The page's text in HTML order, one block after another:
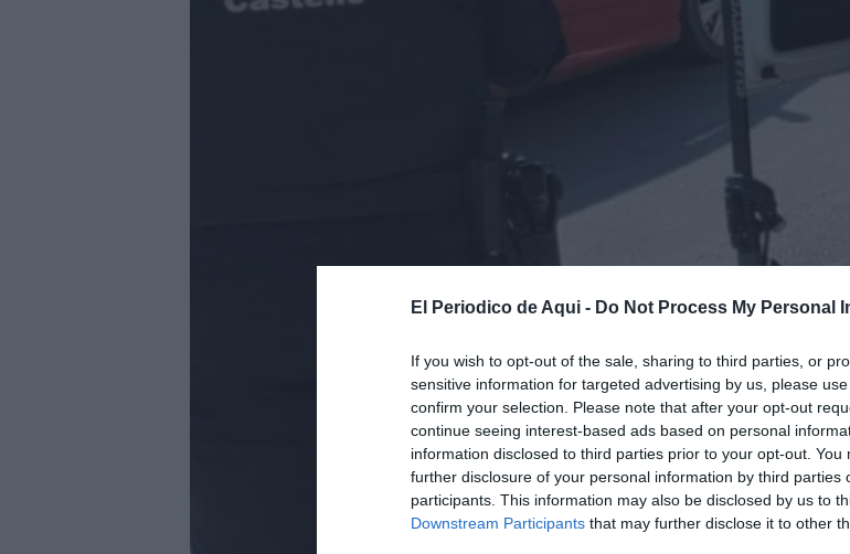
El Periodico de Aqui - Do Not Process My Personal
If you wish to opt-out of the sale, sharing to third parties, or
sensitive information for targeted advertising by us, please
confirm your selection. Please note that after your opt-out
continue seeing interest-based ads based on personal
information disclosed to third parties prior to your opt-out.
further disclosure of your personal information by third parties
participants. This information may also be disclosed by us to
Downstream Participants that may further disclose it to other